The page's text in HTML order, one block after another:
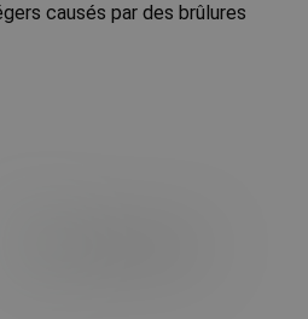
causés par des brûlures